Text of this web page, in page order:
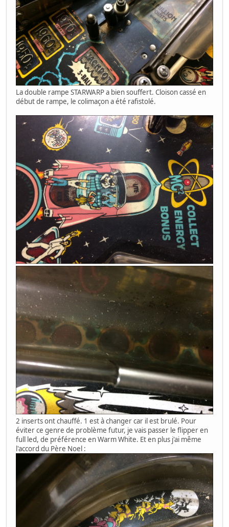
La double rampe STARWARP a bien souffert. Cloison cassé en
début de rampe, le colimaçon a été rafistolé.
2 inserts ont chauffé. 1 est à changer car il est brulé. Pour
éviter ce genre de problème futur, je vais passer le flipper en
full led, de préférence en Warm White. Et en plus j'ai même
l'accord du Père Noel :